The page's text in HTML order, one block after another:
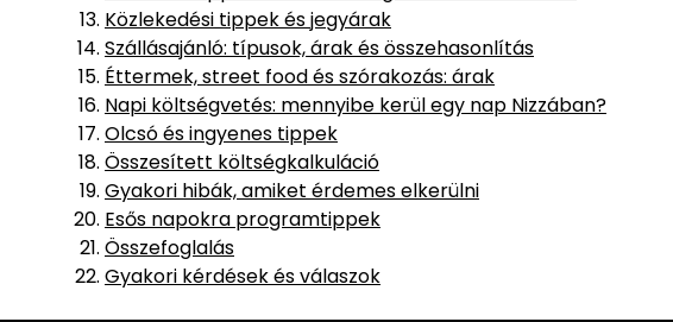
Közlekedési tippek és jegyárak
Szállásajánló: típusok, árak és összehasonlítás
Éttermek, street food és szórakozás: árak
Napi költségvetés: mennyibe kerül egy nap Nizzában?
Olcsó és ingyenes tippek
Összesített költségkalkuláció
Gyakori hibák, amiket érdemes elkerülni
Esős napokra programtippek
Összefoglalás
Gyakori kérdések és válaszok